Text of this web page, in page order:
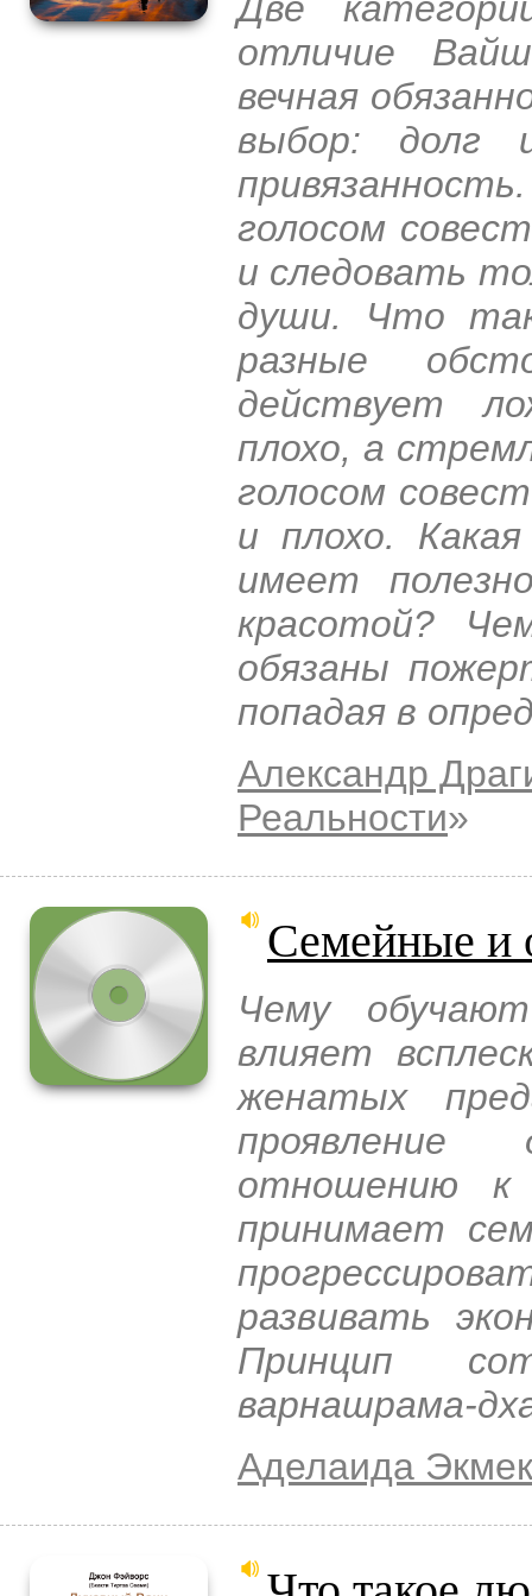
отличие
вечная
выбор: долг
голосом
и следовать
души. Что
разные
действует
плохо, а
голосом
и плохо.
имеет
красотой?
обязаны
попадая в
Александр
Реальности»
Семейные и
Чему
влияет
женатых
отношению к
принимает
развивать
Принцип
варнашрама-
Аделаида